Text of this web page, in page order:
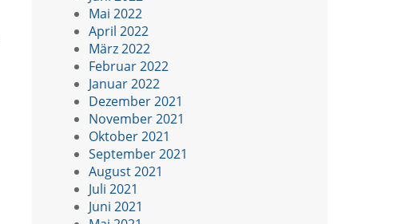
Mai 2022
April 2022
März 2022
Februar 2022
Januar 2022
Dezember 2021
November 2021
Oktober 2021
September 2021
August 2021
Juli 2021
Juni 2021